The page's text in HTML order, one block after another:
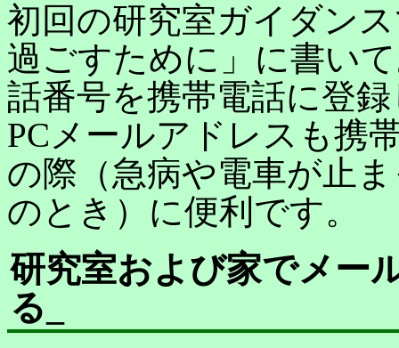
初回の研究室ガイダン
過ごすために」に書い
話番号を携帯電話に登
PCメールアドレスも携
の際（急病や電車が止
のとき）に便利です。
研究室および家でメー
る